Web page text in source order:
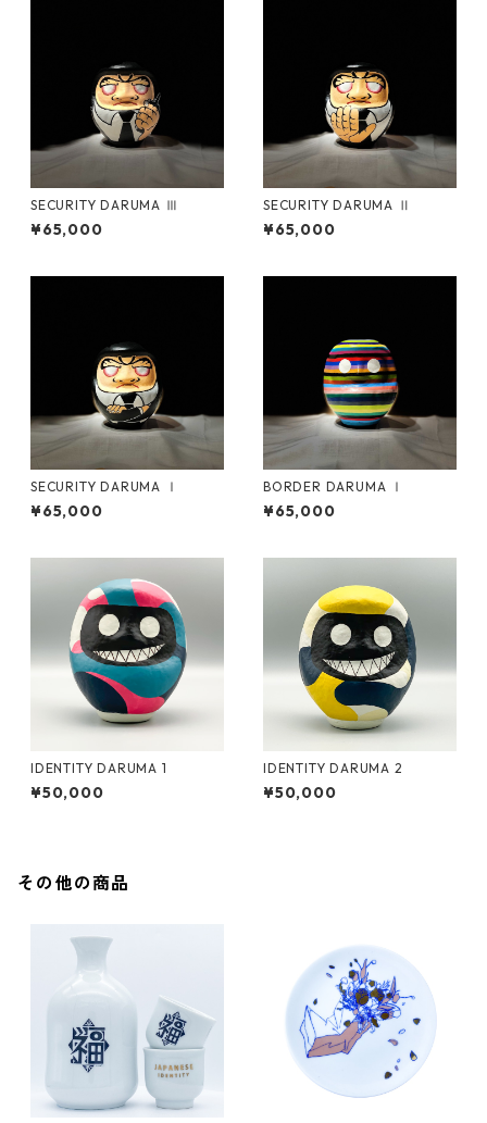
SECURITY DARUMA Ⅲ
¥65,000
SECURITY DARUMA Ⅱ
¥65,000
SECURITY DARUMA Ⅰ
¥65,000
BORDER DARUMA Ⅰ
¥65,000
IDENTITY DARUMA 1
¥50,000
IDENTITY DARUMA 2
¥50,000
その他の商品